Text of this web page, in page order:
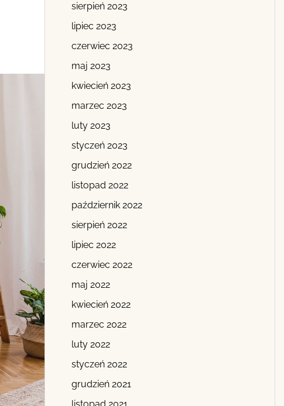
sierpień 2023
lipiec 2023
czerwiec 2023
maj 2023
kwiecień 2023
marzec 2023
luty 2023
styczeń 2023
grudzień 2022
listopad 2022
październik 2022
sierpień 2022
lipiec 2022
czerwiec 2022
maj 2022
kwiecień 2022
marzec 2022
luty 2022
styczeń 2022
grudzień 2021